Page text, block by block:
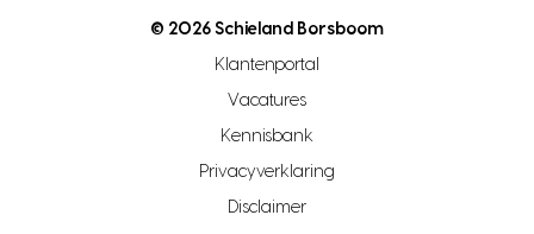
makelaar regio zoetermeer
hypotheekshop regio den haag
hypotheekshop regio rotterdam
© 2026 Schieland Borsboom
Klantenportal
Vacatures
Kennisbank
Privacyverklaring
Disclaimer